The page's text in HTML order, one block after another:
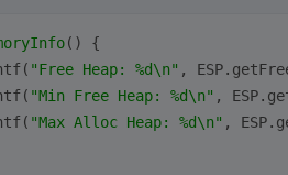
()
{
( "Free Heap: %d\n" , ESP.
( "Min Free Heap: %d\n" , ESP.
( "Max Alloc Heap: %d\n" , ESP.